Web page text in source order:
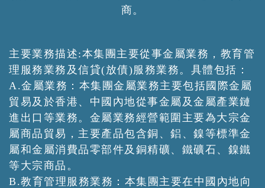
商。
主要業務描述:本集團主要從事金屬業務，教育管
理服務業務及信貸(放債)服務業務。具體包括：
A.金屬業務：本集團金屬業務主要包括國際金屬
貿易及於香港、中國內地從事金屬及金屬產業鏈
進出口等業務。金屬業務經營範圍主要為大宗金
屬商品貿易，主要產品包含銅、鋁、鎳等標準金
屬和金屬消費品零部件及銅精礦、鐵礦石、鎳鐵
等大宗商品。
B.教育管理服務業務：本集團主要在中國內地向